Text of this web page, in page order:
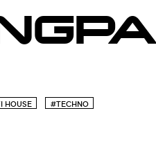
HOUSE #TECHNO